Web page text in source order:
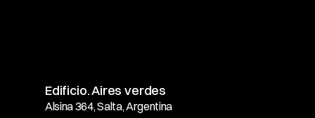
Edificio. Aires verdes
Alsina 364, Salta, Argentina